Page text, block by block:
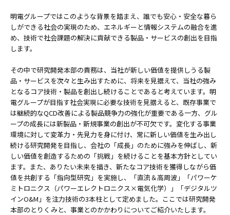
明電グループではこのような背景を踏まえ、誰でも安心・安全な暮ら
しができる社会の実現のため、エネルギーと情報システムの融合を進
め、技術で社会課題の解決に貢献できる製品・サービスの創出を目指
します。
その中で研究開発本部の責務は、当社が新しい価値を提供しうる製
品・サービスを次々と生み出すために、将来を見据えて、当社の強み
となるコア技術・製品を創出し続けることであると考えています。明
電グループが目指す社会実現に必要な技術を見据えると、既存事業で
は継続的なQCD改善による製品競争力の強化が重要である一方、グル
ープの成長には新製品・新規事業の創出が不可欠です。変化する事業
環境に対して変革力・先見力を身に付け、常に新しい価値を生み出し
続ける研究開発を目指し、会社の「成長」のために強みを伸ばし、新
しい価値を創造するための「挑戦」を続けることを基本方針としてい
ます。また、ありたい未来を描き、新たなコア技術を獲得しながら価
値を共創する「指向型研究」を実施し、「直流＆高周波」「パワーケ
ミトロニクス（パワーエレクトロニクス×電気化学）」「デジタルツ
インO&M」を注力技術の3本柱として定めました。ここでは研究開発
本部のとりくみと、事業とのかかわりについてご紹介いたします。